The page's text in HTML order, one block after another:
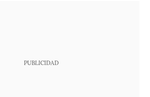
PUBLICIDAD